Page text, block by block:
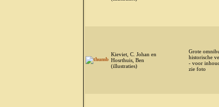
Kieviet, C. Johan en
Hosrthuis, Ben
(illustraties)
Grote
historische
- voor
zie foto